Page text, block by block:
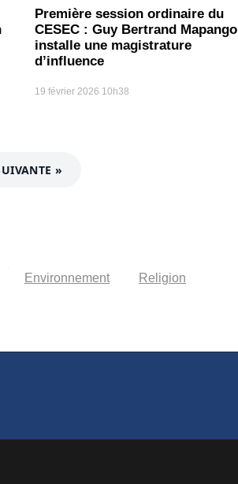
Première session ordinaire du
CESEC : Guy Bertrand
installe une magistrature
d’influence
19 février 2026 10h38
»
Environnement Religion